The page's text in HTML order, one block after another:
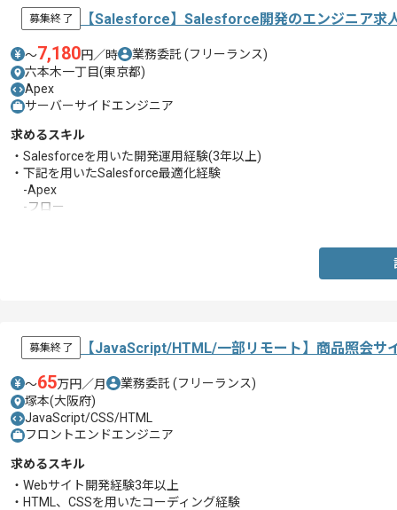
募集終了 【Salesforce】Salesforce開発のエンジニア求
〜7,180円／時 業務委託 (フリーランス)
六本木一丁目(東京都)
Apex
サーバーサイドエンジニア
求めるスキル
・Salesforceを用いた開発運用経験(3年以上)
・下記を用いたSalesforce最適化経験
-Apex
-フロー
募集終了 【JavaScript/HTML/一部リモート】商品照会サ
〜65万円／月 業務委託 (フリーランス)
塚本(大阪府)
JavaScript/CSS/HTML
フロントエンドエンジニア
求めるスキル
・Webサイト開発経験3年以上
・HTML、CSSを用いたコーディング経験